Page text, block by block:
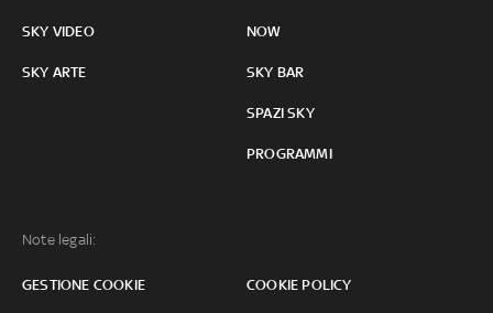
SKY VIDEO
SKY ARTE
NOW
SKY BAR
SPAZI SKY
PROGRAMMI
Note legali:
GESTIONE COOKIE COOKIE POLICY